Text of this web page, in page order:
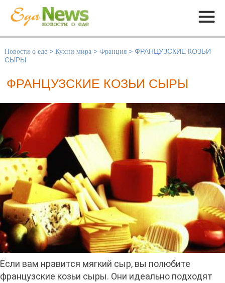
Меню
Новости о еде > Кухни мира > Франция > ФРАНЦУЗСКИЕ КОЗЬИ
СЫРЫ
ФРАНЦУЗСКИЕ КОЗЬИ СЫРЫ
Если вам нравится мягкий сыр, вы полюбите
французские козьи сыры. Они идеально подходят